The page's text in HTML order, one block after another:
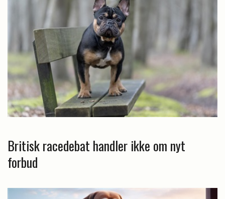
Britisk racedebat handler ikke om nyt
forbud